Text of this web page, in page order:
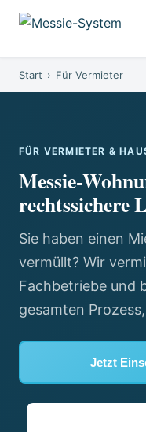
Start › Für Vermieter
FÜR VERMIETER &
Messie-
rechtssichere
Sie haben einen
vermüllt? Wir
Fachbetriebe und
gesamten
Jetzt